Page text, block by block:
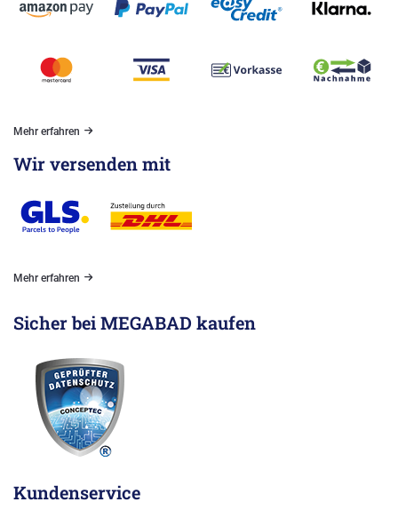
Mehr erfahren
Wir versenden mit
Mehr erfahren
Sicher bei MEGABAD kaufen
Kundenservice